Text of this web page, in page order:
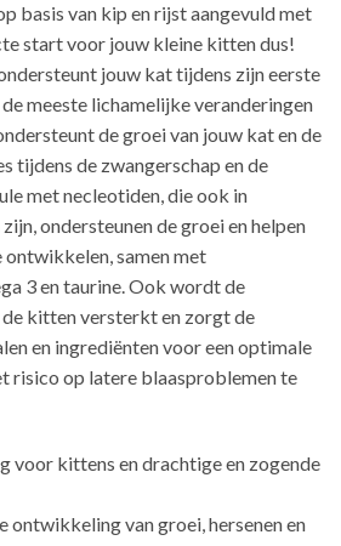
basis van kip en rijst aangevuld met
start voor jouw kleine kitten dus!
jouw kat tijdens zijn eerste
meeste lichamelijke veranderingen
de groei van jouw kat en de
tijdens de zwangerschap en de
met necleotiden, die ook in
ondersteunen de groei en helpen
ontwikkelen, samen met
3 en taurine. Ook wordt de
kitten versterkt en zorgt de
en ingrediënten voor een optimale
risico op latere blaasproblemen te
voor kittens en drachtige en zogende
ontwikkeling van groei, hersenen en